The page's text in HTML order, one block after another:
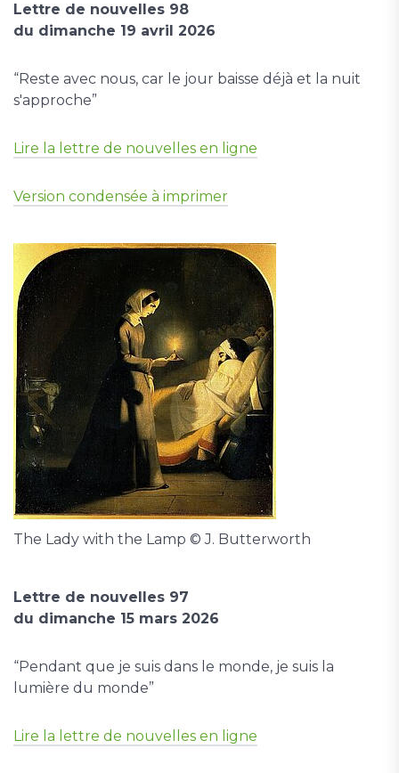
Lettre de nouvelles 98
du dimanche 19 avril 2026
“Reste avec nous, car le jour baisse déjà et la nuit
s'approche”
Lire la lettre de nouvelles en ligne
Version condensée à imprimer
The Lady with the Lamp © J. Butterworth
Lettre de nouvelles 97
du dimanche 15 mars 2026
“Pendant que je suis dans le monde, je suis la
lumière du monde”
Lire la lettre de nouvelles en ligne